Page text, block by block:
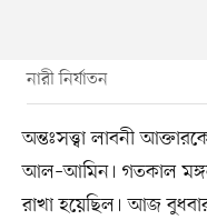
নারী নির্যাতন
অন্তঃসত্ত্বা লাবনী
আল–আমিন। গতকাল
রাখা হয়েছিল। আজ